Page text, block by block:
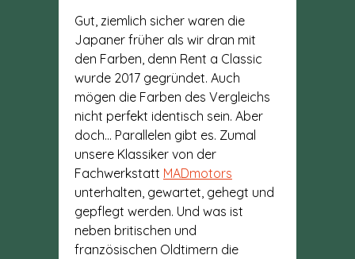
Gut, ziemlich sicher waren die
Japaner früher als wir dran mit
den Farben, denn Rent a Classic
wurde 2017 gegründet. Auch
mögen die Farben des Vergleichs
nicht perfekt identisch sein. Aber
doch... Parallelen gibt es. Zumal
unsere Klassiker von der
Fachwerkstatt MADmotors
unterhalten, gewartet, gehegt und
gepflegt werden. Und was ist
neben britischen und
französischen Oldtimern die